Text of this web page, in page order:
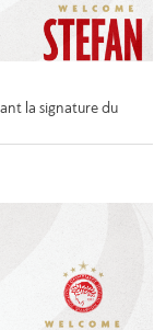
la signature du